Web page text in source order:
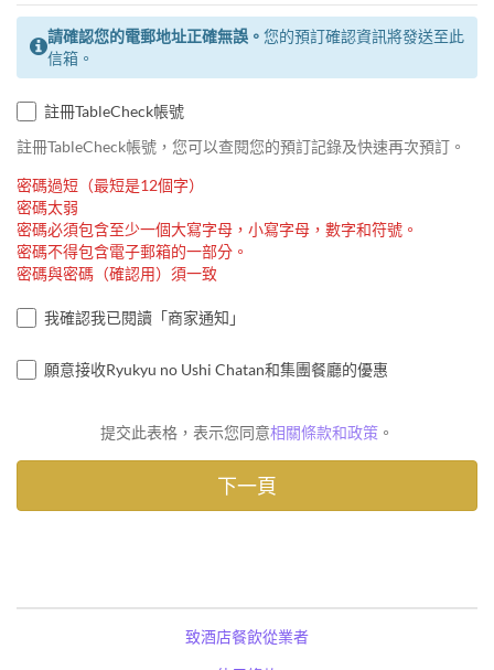
請確認您的電郵地址正確無誤。 您的預訂確認資訊將發送至此
信箱。
註冊TableCheck帳號
註冊TableCheck帳號，您可以查閱您的預訂記錄及快速再次預訂。
密碼過短（最短是12個字）
密碼太弱
密碼必須包含至少一個大寫字母，小寫字母，數字和符號。
密碼不得包含電子郵箱的一部分。
密碼與密碼（確認用）須一致
我確認我已閱讀「商家通知」
願意接收Ryukyu no Ushi Chatan和集團餐廳的優惠
提交此表格，表示您同意相關條款和政策 。
致酒店餐飲從業者